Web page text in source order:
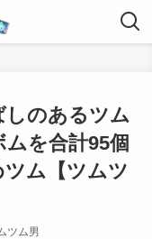
しのあるツム
を合計95個
ム【ツムツ
ツム男